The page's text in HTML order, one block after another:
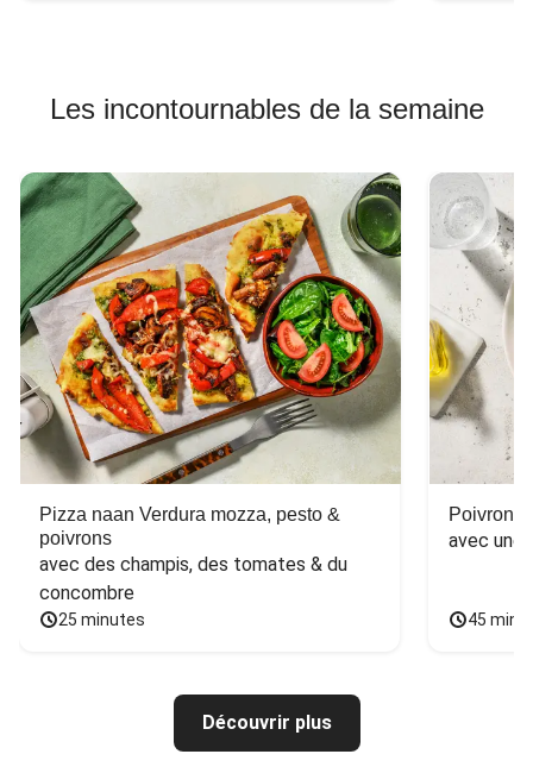
Les incontournables de la semaine
Pizza naan Verdura mozza, pesto &
poivrons
avec des champis, des tomates & du
concombre
25 minutes
Poivron
avec une
45
Découvrir plus